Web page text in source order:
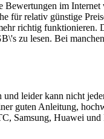
im
relativ günstige
richtig funktionieren.
zu lesen. Bei
leider kann nicht
guten Anleitung,
Samsung, Huawei